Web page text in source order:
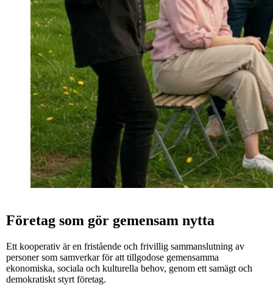
Företag som gör gemensam nytta
Ett kooperativ är en fristående och frivillig sammanslutning av
personer som samverkar för att tillgodose gemensamma
ekonomiska, sociala och kulturella behov, genom ett samägt och
demokratiskt styrt företag.